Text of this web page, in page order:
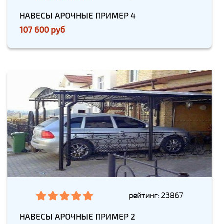
НАВЕСЫ АРОЧНЫЕ ПРИМЕР 4
107 600 руб
рейтинг: 23867
НАВЕСЫ АРОЧНЫЕ ПРИМЕР 2